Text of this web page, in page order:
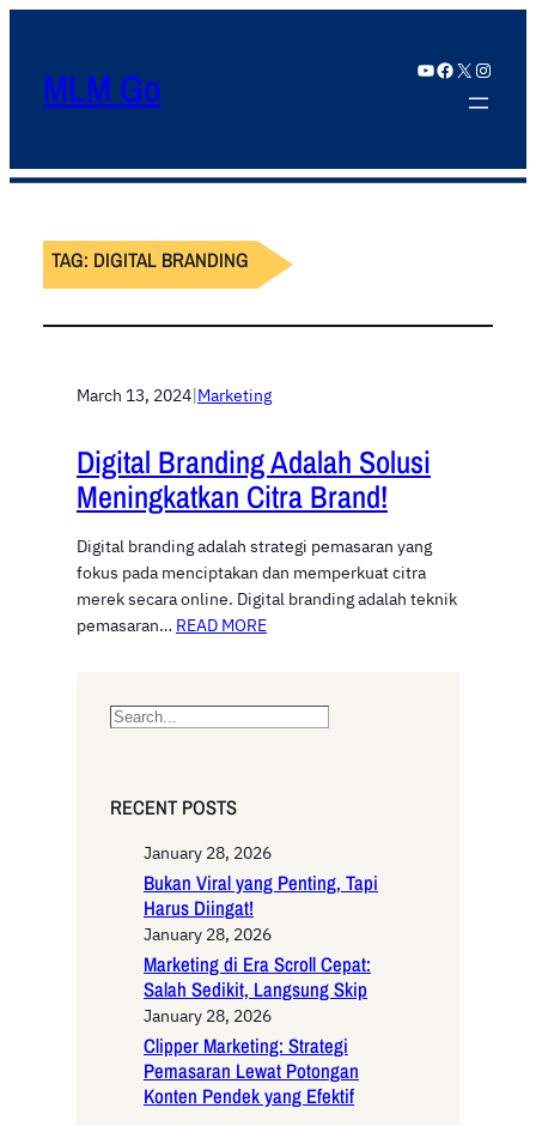
MLM Go YouTube Facebook X Instagram
TAG: DIGITAL BRANDING
March 13, 2024|Marketing
Digital Branding Adalah Solusi
Meningkatkan Citra Brand!
Digital branding adalah strategi pemasaran yang
fokus pada menciptakan dan memperkuat citra
merek secara online. Digital branding adalah teknik
pemasaran… READ MORE
S
rRECENT POSTS
January 28, 2026
Bukan Viral yang Penting, Tapi
Harus Diingat!
January 28, 2026
Marketing di Era Scroll Cepat:
Salah Sedikit, Langsung Skip
January 28, 2026
Clipper Marketing: Strategi
Pemasaran Lewat Potongan
Konten Pendek yang Efektif